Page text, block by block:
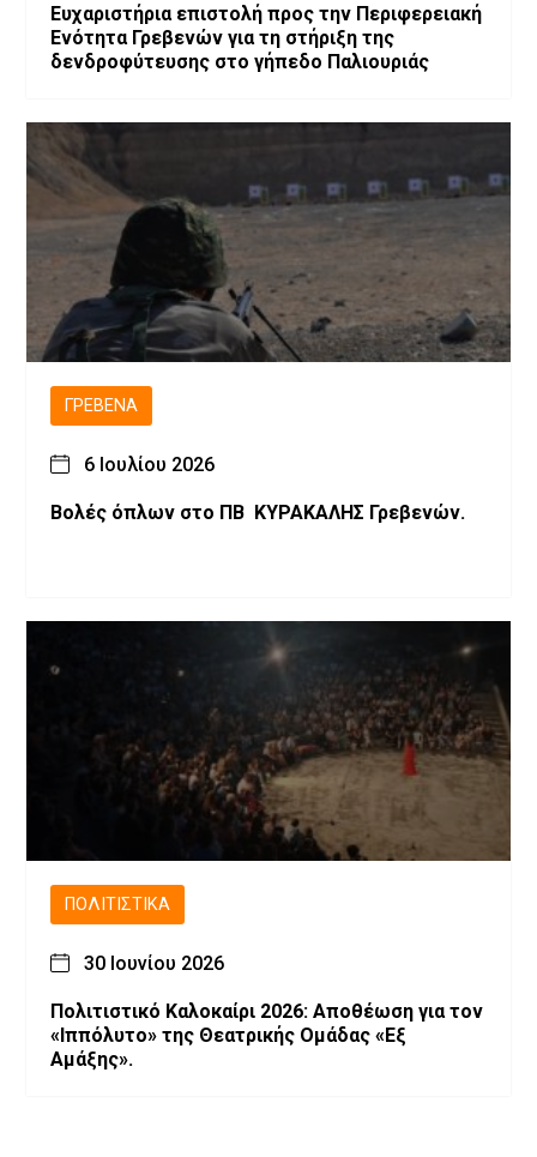
Ευχαριστήρια επιστολή προς την Περιφερειακή
Ενότητα Γρεβενών για τη στήριξη της
δενδροφύτευσης στο γήπεδο Παλιουριάς
ΓΡΕΒΕΝΆ
6 Ιουλίου 2026
Βολές όπλων στο ΠΒ ΚΥΡΑΚΑΛΗΣ Γρεβενών.
ΠΟΛΙΤΙΣΤΙΚΆ
30 Ιουνίου 2026
Πολιτιστικό Καλοκαίρι 2026: Αποθέωση για τον
«Ιππόλυτο» της Θεατρικής Ομάδας «Εξ
Αμάξης».